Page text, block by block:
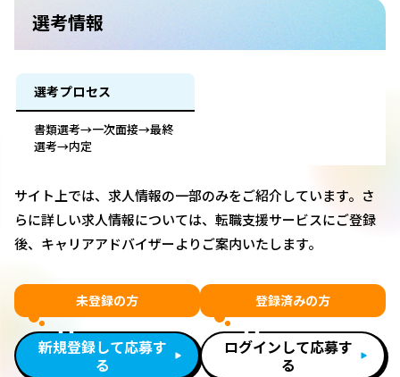
選考情報
選考プロセス
書類選考→一次面接→最終
選考→内定
サイト上では、求人情報の一部のみをご紹介しています。さ
らに詳しい求人情報については、転職支援サービスにご登録
後、キャリアアドバイザーよりご案内いたします。
未登録の方
新規登録して応募す
る
登録済みの方
ログインして応募す
る